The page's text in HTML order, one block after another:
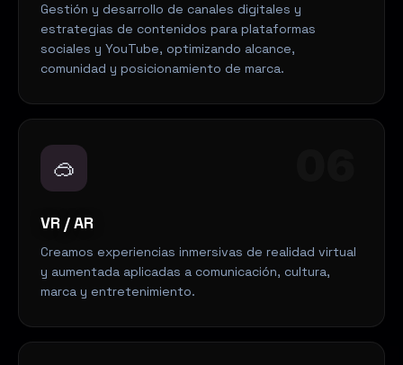
Gestión y desarrollo de canales digitales y
estrategias de contenidos para plataformas
sociales y YouTube, optimizando alcance,
comunidad y posicionamiento de marca.
🥽
VR / AR
Creamos experiencias inmersivas de realidad virtual
y aumentada aplicadas a comunicación, cultura,
marca y entretenimiento.